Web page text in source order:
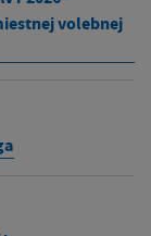
volebnej